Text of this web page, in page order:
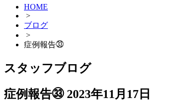
HOME
>
ブログ
>
症例報告㉝
スタッフブログ
症例報告㉝ 2023年11月17日